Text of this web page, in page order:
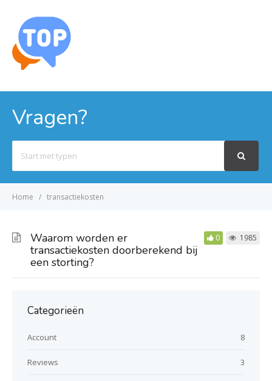
Vragen?
For
Home transactiekosten
Waarom worden er
transactiekosten doorberekend bij
een storting?
0 1985
Categorieën
8
Account
3
Reviews